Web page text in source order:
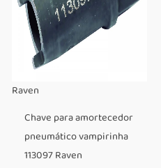
Raven
Chave para amortecedor
pneumático vampirinha
113097 Raven